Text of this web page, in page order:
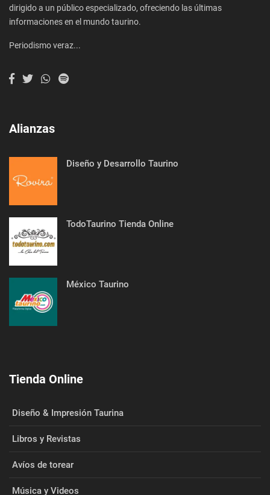
dirigido a un público especializado, ofreciendo las últimas
informaciones en el mundo taurino.
Periodismo veraz...
Alianzas
Diseño y Desarrollo Taurino
TodoTaurino Tienda Online
México Taurino
Tienda Online
Diseño & Impresión Taurina
Libros y Revistas
Avíos de torear
Música y Videos